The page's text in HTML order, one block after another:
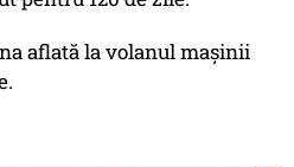
aflată la volanul mașinii